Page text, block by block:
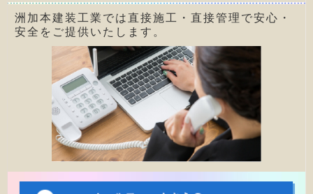
洲加本建装工業では直接施工・直接管理で安心・
安全をご提供いたします。